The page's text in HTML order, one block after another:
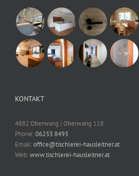
KONTAKT
4882 Oberwang | Oberwang 118
Phone:06233 8493
Email:office@tischlerei-hausleitner.at
Web:www.tischlerei-hausleitner.at